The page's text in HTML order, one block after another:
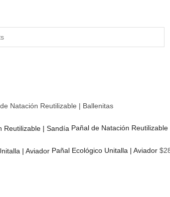
Natación Reutilizable | Ballenitas
Pañal de Natación
Pañal Ecológico Unitalla | Aviador $